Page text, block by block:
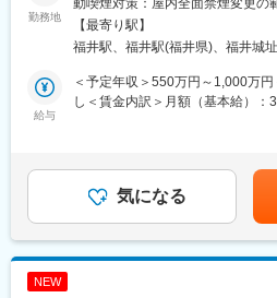
視し、受付サービスや会議室など
ます。
■やりがい
◎お客様から直接感謝の言葉を頂
◎相続税申告は同じ案件がないた
年1回役員賞与の支給があり、前
た付加業務（不動産提案や生命保
ィブが支給されます。具体的には
に、グループ会社に入る報酬の一
・法人顧問業務（月次・決算・申
・税に関する課題や現状のヒアリ
・財務諸表の精査による、適用可
・節税対策やリスク回避の方法な
・税務当局の調査への対応、コ
相続コンサルティング
・相続税申告または手続き代行業務
・相続人とのヒアリングを通じ
勤務地
動喫煙対策：屋内全面禁煙変更の
【最寄り駅】
福井駅、福井駅(福井県)、福井城
給与
＜予定年収＞550万円～1,000万
し＜賃金内訳＞月額（基本給）
給与補足＞※給与詳細は資格、経
より決定■昇給：原則年1回■賞与
り※管理監督者として採用となっ
せん。賃金はあくまでも目安の金
る可能性があります。月給(月額)
気になる
NEW